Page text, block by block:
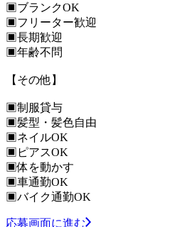
▣ブランクOK
▣フリーター歓迎
▣長期歓迎
▣年齢不問
【その他】
▣制服貸与
▣髪型・髪色自由
▣ネイルOK
▣ピアスOK
▣体を動かす
▣車通勤OK
▣バイク通勤OK
応募画面に進む